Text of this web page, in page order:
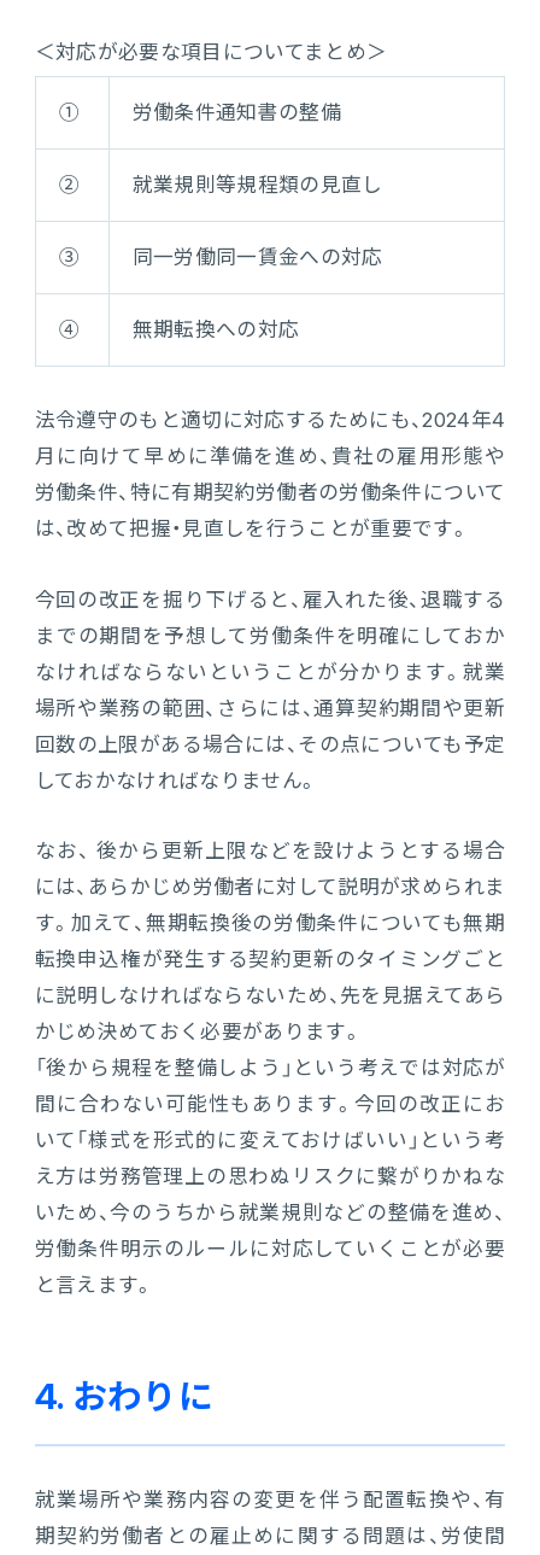
＜対応が必要な項目についてまとめ＞
① 労働条件通知書の整備
② 就業規則等規程類の見直し
③ 同一労働同一賃金への対応
④ 無期転換への対応
法令遵守のもと適切に対応するためにも、2024年4
月に向けて早めに準備を進め、貴社の雇用形態や
労働条件、特に有期契約労働者の労働条件について
は、改めて把握・見直しを行うことが重要です。
今回の改正を掘り下げると、雇入れた後、退職する
までの期間を予想して労働条件を明確にしておか
なければならないということが分かります。就業
場所や業務の範囲、さらには、通算契約期間や更新
回数の上限がある場合には、その点についても予定
しておかなければなりません。
なお、 後から更新上限などを設けようとする場合
には、あらかじめ労働者に対して説明が求められま
す。加えて、無期転換後の労働条件についても無期
転換申込権が発生する契約更新のタイミングごと
に説明しなければならないため、先を見据えてあら
かじめ決めておく必要があります。
「後から規程を整備しよう」という考えでは対応が
間に合わない可能性もあります。今回の改正にお
いて「様式を形式的に変えておけばいい」という考
え方は労務管理上の思わぬリスクに繋がりかねな
いため、今のうちから就業規則などの整備を進め、
労働条件明示のルールに対応していくことが必要
と言えます。
4. おわりに
就業場所や業務内容の変更を伴う配置転換や、有
期契約労働者との雇止めに関する問題は、労使間